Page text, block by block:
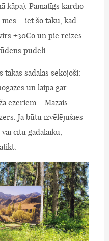
kāpa). Pamatīgs kardio
– iet šo taku, kad
+30Co un pie reizes
pudeli.
takas sadalās sekojoši:
un laipa gar
ezeriem – Mazais
Ja būtu izvēlējušies
citu gadalaiku,